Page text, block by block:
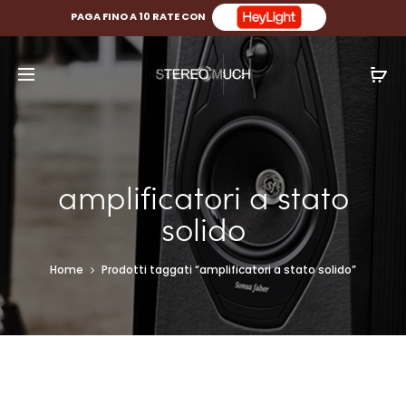
PAGA FINO A 10 RATE CON
amplificatori a stato
solido
Home Prodotti taggati “amplificatori a stato solido”